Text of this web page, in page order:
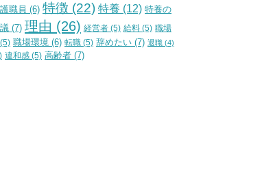
職員 (6) 特徴 (22) 特養 (12) 特養の
(7) 理由 (26) 経営者 (5) 給料 (5) 職場
(5) 職場環境 (6) 転職 (5) 辞めたい (7) 退職 (4)
違和感 (5) 高齢者 (7)